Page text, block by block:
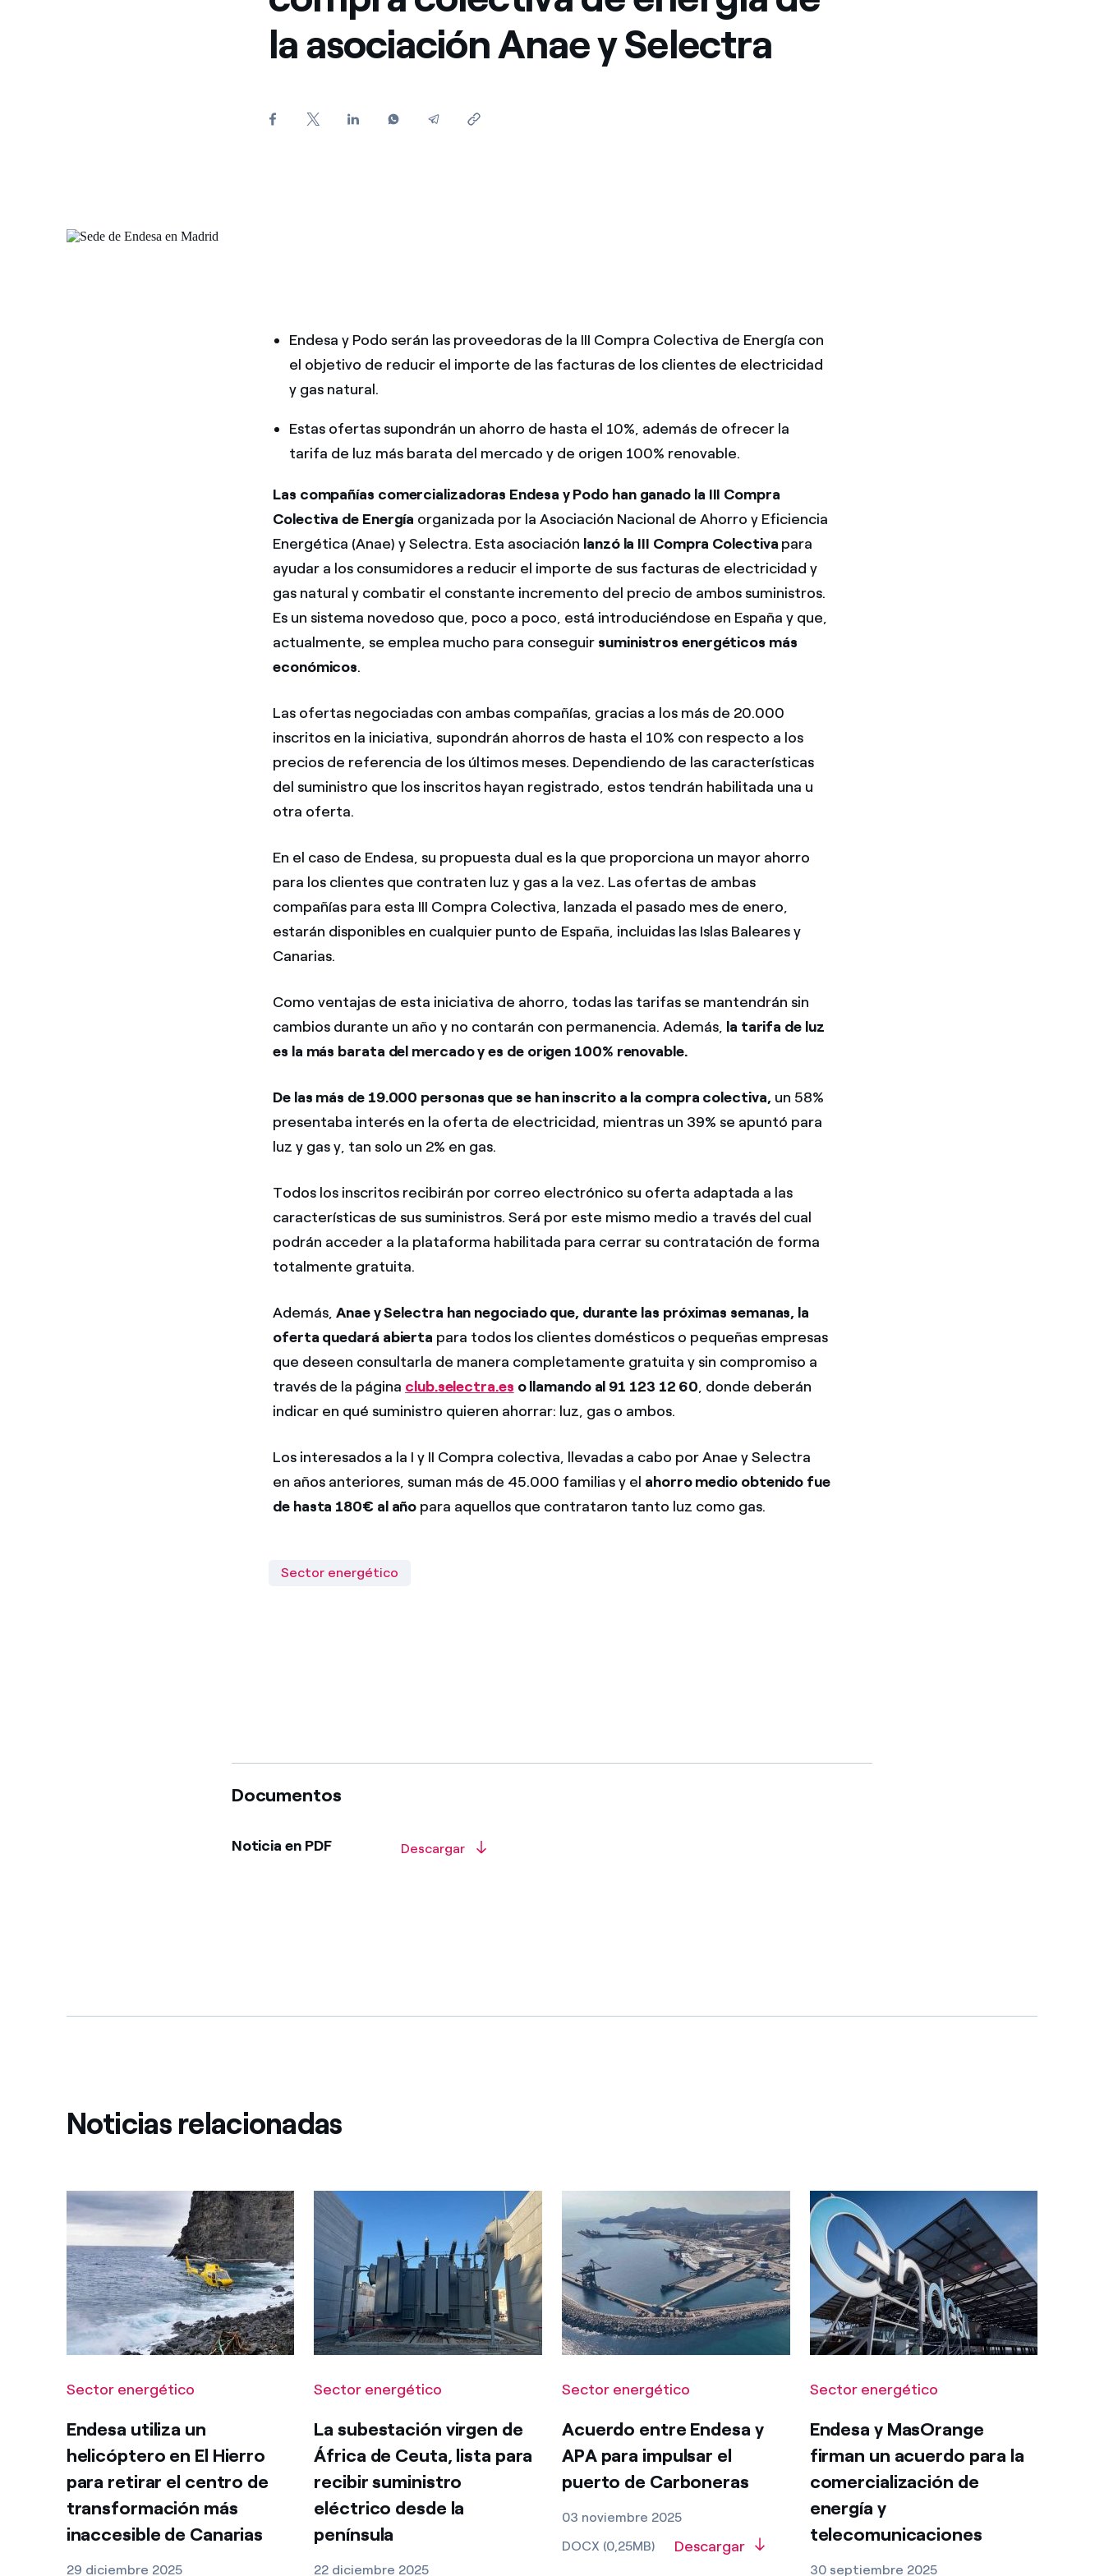
Ofertas para autónomos y Pymes
¿Gestionas varias comunidades de propietarios?
la asociación Anae y Selectra
Endesa y Podo serán las proveedoras de la III Compra Colectiva de Energía con
el objetivo de reducir el importe de las facturas de los clientes de electricidad
y gas natural.
Estas ofertas supondrán un ahorro de hasta el 10%, además de ofrecer la
tarifa de luz más barata del mercado y de origen 100% renovable.
Las compañías comercializadoras Endesa y Podo han ganado la III Compra
Colectiva de Energía organizada por la Asociación Nacional de Ahorro y Eficiencia
Energética (Anae) y Selectra. Esta asociación lanzó la III Compra Colectiva para
ayudar a los consumidores a reducir el importe de sus facturas de electricidad y
gas natural y combatir el constante incremento del precio de ambos suministros.
Es un sistema novedoso que, poco a poco, está introduciéndose en España y que,
actualmente, se emplea mucho para conseguir suministros energéticos más
económicos.
Las ofertas negociadas con ambas compañías, gracias a los más de 20.000
inscritos en la iniciativa, supondrán ahorros de hasta el 10% con respecto a los
precios de referencia de los últimos meses. Dependiendo de las características
del suministro que los inscritos hayan registrado, estos tendrán habilitada una u
otra oferta.
En el caso de Endesa, su propuesta dual es la que proporciona un mayor ahorro
para los clientes que contraten luz y gas a la vez. Las ofertas de ambas
compañías para esta III Compra Colectiva, lanzada el pasado mes de enero,
estarán disponibles en cualquier punto de España, incluidas las Islas Baleares y
Canarias.
Como ventajas de esta iniciativa de ahorro, todas las tarifas se mantendrán sin
cambios durante un año y no contarán con permanencia. Además, la tarifa de luz
es la más barata del mercado y es de origen 100% renovable.
De las más de 19.000 personas que se han inscrito a la compra colectiva, un 58%
presentaba interés en la oferta de electricidad, mientras un 39% se apuntó para
luz y gas y, tan solo un 2% en gas.
Todos los inscritos recibirán por correo electrónico su oferta adaptada a las
características de sus suministros. Será por este mismo medio a través del cual
podrán acceder a la plataforma habilitada para cerrar su contratación de forma
totalmente gratuita.
Además,Anae y Selectra han negociado que, durante las próximas semanas, la
oferta quedará abierta para todos los clientes domésticos o pequeñas empresas
que deseen consultarla de manera completamente gratuita y sin compromiso a
través de la página club.selectra.es o llamando al 91 123 12 60, donde deberán
indicar en qué suministro quieren ahorrar: luz, gas o ambos.
Los interesados a la I y II Compra colectiva, llevadas a cabo por Anae y Selectra
en años anteriores, suman más de 45.000 familias y el ahorro medio obtenido fue
de hasta 180€ al año para aquellos que contrataron tanto luz como gas.
Sector energético
Documentos
Noticia en PDF Descargar
Noticias relacionadas
Sector energético
Endesa utiliza un
helicóptero en El Hierro
para retirar el centro de
transformación más
inaccesible de Canarias
29 diciembre 2025
Sector energético
La subestación virgen de
África de Ceuta, lista para
recibir suministro
eléctrico desde la
península
22 diciembre 2025
Sector energético
Acuerdo entre Endesa y
APA para impulsar el
puerto de Carboneras
03 noviembre 2025
DOCX (0,25MB)
Descargar
Sector energético
Endesa y MasOrange
firman un acuerdo para la
comercialización de
energía y
telecomunicaciones
30 septiembre 2025